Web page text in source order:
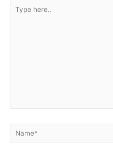
here..
Name*